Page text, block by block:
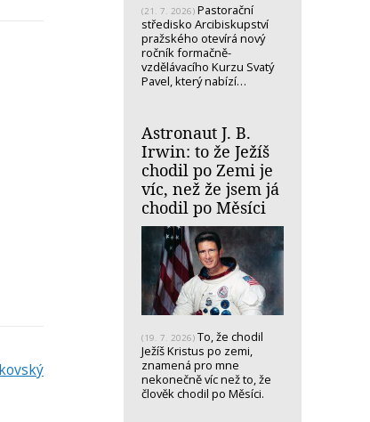
(21. 7. 2026) Pastorační
středisko Arcibiskupství
pražského otevírá nový
ročník formačně-
vzdělávacího Kurzu Svatý
Pavel, který nabízí…
Astronaut J. B.
Irwin: to že Ježíš
chodil po Zemi je
víc, než že jsem já
chodil po Měsíci
(19. 7. 2026) To, že chodil
Ježíš Kristus po zemi,
znamená pro mne
nekonečně víc než to, že
člověk chodil po Měsíci.